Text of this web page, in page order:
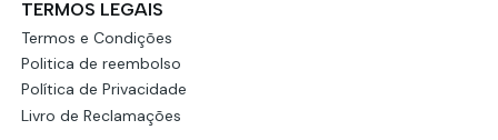
TERMOS LEGAIS
Termos e Condições
Politica de reembolso
Política de Privacidade
Livro de Reclamações